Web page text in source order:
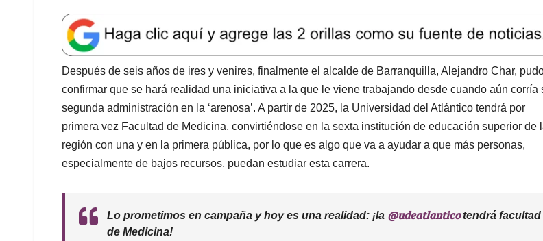
a
t
s
A
p
p
e
b
o
o
k
k
e
d
I
n
l
e
a
d
s
Después de seis años de ires y venires, finalmente el alcalde de Barranquilla, Alejandro Char,
confirmar que se hará realidad una iniciativa a la que le viene trabajando desde cuando aún corría
segunda administración en la ‘arenosa’. A partir de 2025, la Universidad del Atlántico tendrá por
primera vez Facultad de Medicina, convirtiéndose en la sexta institución de educación superior de
región con una y en la primera pública, por lo que es algo que va a ayudar a que más personas,
especialmente de bajos recursos, puedan estudiar esta carrera.
Lo prometimos en campaña y hoy es una realidad: ¡la @udeatlanticotendrá facultad
de Medicina!